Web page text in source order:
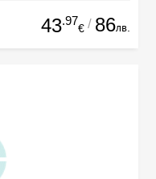
43.97
€ / 86лв.